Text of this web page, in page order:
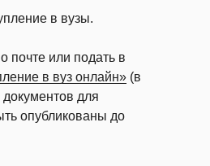
в вузы.
почте или подать в
в вуз онлайн» (в
для
опубликованы до